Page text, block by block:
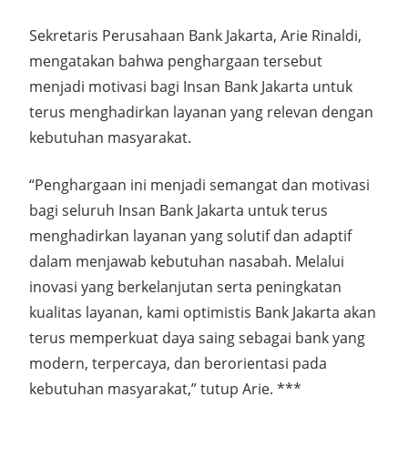
Sekretaris Perusahaan Bank Jakarta, Arie Rinaldi,
mengatakan bahwa penghargaan tersebut
menjadi motivasi bagi Insan Bank Jakarta untuk
terus menghadirkan layanan yang relevan dengan
kebutuhan masyarakat.
“Penghargaan ini menjadi semangat dan motivasi
bagi seluruh Insan Bank Jakarta untuk terus
menghadirkan layanan yang solutif dan adaptif
dalam menjawab kebutuhan nasabah. Melalui
inovasi yang berkelanjutan serta peningkatan
kualitas layanan, kami optimistis Bank Jakarta akan
terus memperkuat daya saing sebagai bank yang
modern, terpercaya, dan berorientasi pada
kebutuhan masyarakat,” tutup Arie. ***